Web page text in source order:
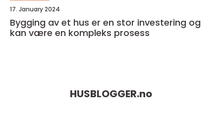
17. January 2024
Bygging av et hus er en stor investering og
kan være en kompleks prosess
HUSBLOGGER.no